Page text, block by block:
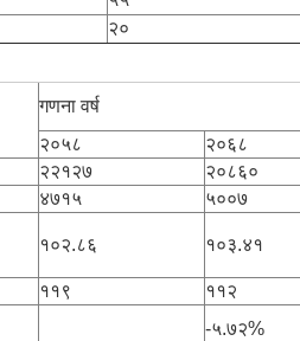
२०
गणना वर्ष
२०५८
२०६८
२२१२७
२०८६०
४७१५
५००७
१०२.८६ १०३.४१
११९
११२
-५.७२%